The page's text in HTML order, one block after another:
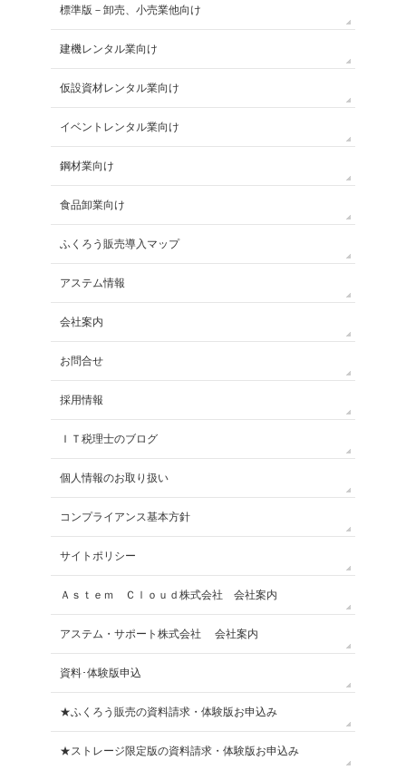
標準版－卸売、小売業他向け
建機レンタル業向け
仮設資材レンタル業向け
イベントレンタル業向け
鋼材業向け
食品卸業向け
ふくろう販売導入マップ
アステム情報
会社案内
お問合せ
採用情報
ＩＴ税理士のブログ
個人情報のお取り扱い
コンプライアンス基本方針
サイトポリシー
Ａｓｔｅｍ Ｃｌｏｕｄ株式会社 会社案内
アステム・サポート株式会社 会社案内
資料･体験版申込
★ふくろう販売の資料請求・体験版お申込み
★ストレージ限定版の資料請求・体験版お申込み